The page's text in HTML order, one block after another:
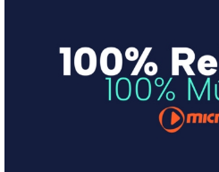
Financia tus
Divide en 3 sin coste o
pequeña cuota al
Más info